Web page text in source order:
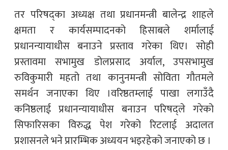
तर परिषद्का अध्यक्ष तथा प्रधानमन्त्री बालेन्द्र शाहले
क्षमता र कार्यसम्पादनको हिसाबले शर्मालाई
प्रधानन्यायाधीस बनाउने प्रस्ताव गरेका थिए। सोही
प्रस्तावमा सभामुख डोलप्रसाद अर्याल, उपसभामुख
रुविकुमारी महतो तथा कानुनमन्त्री सोविता गौतमले
समर्थन जनाएका थिए ।वरिष्ठतम्लाई पाखा लगाउँदै
कनिष्ठलाई प्रधानन्यायाधीस बनाउन परिषद्ले गरेको
सिफारिसका विरुद्ध पेश गरेको रिटलाई अदालत
प्रशासनले भने प्रारम्भिक अध्ययन भइरहेको जनाएको छ ।